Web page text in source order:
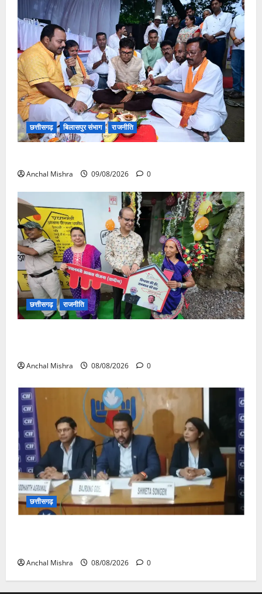
छत्तीसगढ़ बिलासपुर संभाग राजनीति
Anchal Mishra 09/08/2026 0
छत्तीसगढ़ राजनीति
Anchal Mishra 08/08/2026 0
छत्तीसगढ़
Anchal Mishra 08/08/2026 0